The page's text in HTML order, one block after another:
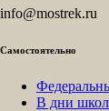
info@mostrek.ru
Самостоятельно
В дни